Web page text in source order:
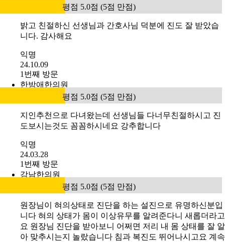
평점 5.0점 (5점 만점)
밝고 친절하신 선생님과 간호사님 덕분에 진도 잘 받았습
니다. 감사해요
익명
24.10.09
1번째 방문
한방애한의원
평점 5.0점 (5점 만점)
지인추천으로 다녀왔는데 선생님들 다너무친절하시고 진
도보시는것도 꼼꼼하시네요 강추합니다
익명
24.03.28
1번째 방문
강남한의원
평점 5.0점 (5점 만점)
원장님이 혀의상태로 진단을 하는 설진으로 유명하신분입
니다 혀의 상태가 몸이 이상유무를 알려준다니 새롭더라고
요 원장님 진단을 받아보니 어쩌면 저리 내 몸 상태를 잘 알
아 맞추시는지 놀랐습니다 침과 복진도 뛰어나시고요 계속